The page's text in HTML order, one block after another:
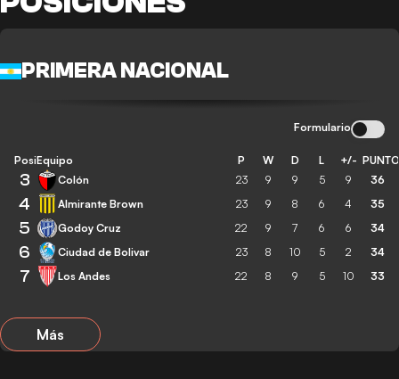
PRIMERA NACIONAL
Formulario
Posición
Equipo P W D L +/-
3 Colón 23 9 9 5 9 36
4 Almirante Brown 23 9 8 6 4 35
5 Godoy Cruz 22 9 7 6 6 34
6 Ciudad de Bolivar 23 8 10 5 2 34
7 Los Andes 22 8 9 5 10 33
Más